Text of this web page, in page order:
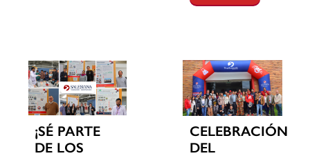
¡SÉ PARTE
DE LOS
CELEBRACIÓN
DEL